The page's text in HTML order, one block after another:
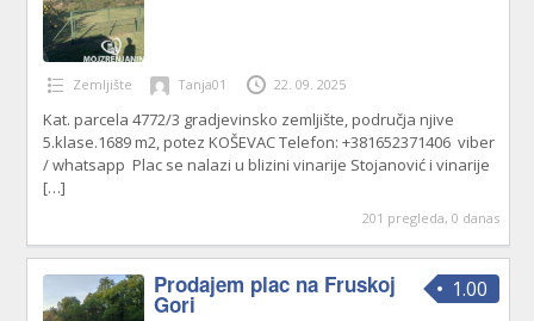
Zemljište Tanja01 22. 09. 2025
Kat. parcela 4772/3 gradjevinsko zemljište, područja njive
5.klase.1689 m2, potez KOŠEVAC Telefon: +381652371406 viber
/ whatsapp Plac se nalazi u blizini vinarije Stojanović i vinarije
[…]
201 pregleda, 0 danas
1.00
Prodajem plac na Fruskoj
Gori